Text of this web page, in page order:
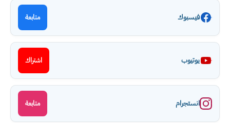
فيسبوك متابعة
يوتيوب اشتراك
انستجرام متابعة